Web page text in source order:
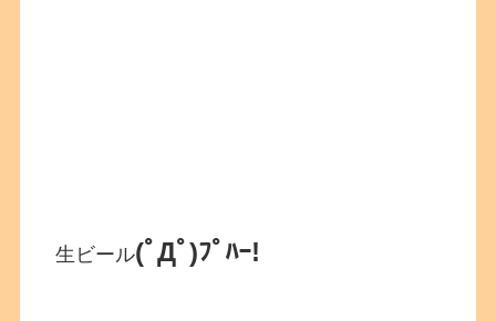
生ビール(ﾟДﾟ)ﾌﾟﾊｰ!